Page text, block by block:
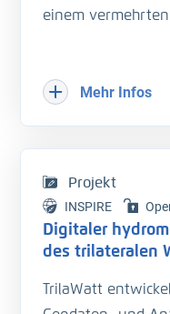
einem
Hinterlandes so
der Entwässerung
geschaffen um
Anpassungen
Mehr Infos
Projekt
INSPIRE
Digitaler
des trilateralen
TrilaWatt